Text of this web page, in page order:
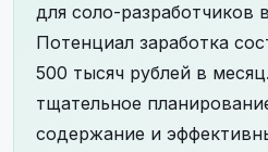
для соло-разработчиков
Потенциал заработка
500 тысяч рублей в
тщательное
содержание и